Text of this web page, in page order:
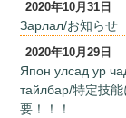
2020年10月31日
Зарлал/お知らせ
2020年10月29日
Япон улсад ур
тайлбар/特定技
要！！！